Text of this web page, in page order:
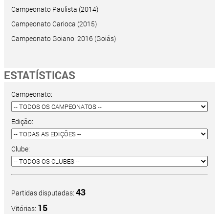
Campeonato Paulista (2014)
Campeonato Carioca (2015)
Campeonato Goiano: 2016 (Goiás)
ESTATÍSTICAS
Campeonato:
Edição:
Clube:
Partidas disputadas: 43
Vitórias: 15